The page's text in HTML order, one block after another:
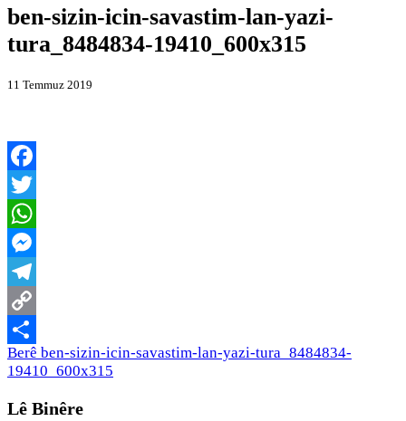
ben-sizin-icin-savastim-lan-yazi-
tura_8484834-19410_600x315
11 Temmuz 2019
Facebook
Twitter
WhatsApp
Messenger
Telegram
Copy
Link
Share
Berê ben-sizin-icin-savastim-lan-yazi-tura_8484834-
19410_600x315
Lê Binêre